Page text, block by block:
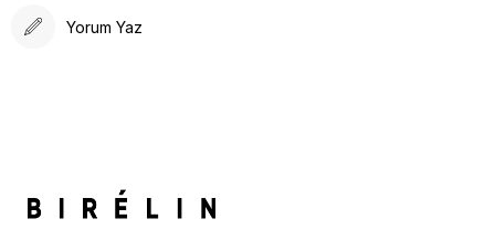
Yorum Yaz